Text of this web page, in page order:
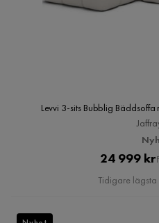
Levvi 3-sits Bubblig Bäddsoffa
24 999 kr
Tidigare